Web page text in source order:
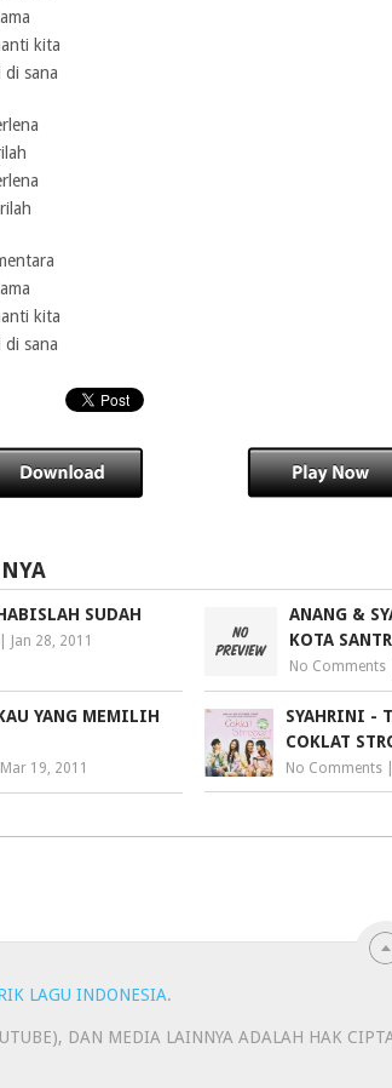
kita
sana
kita
sana
SUDAH
Jan 28, 2011
ANANG &
KOTA
No Comments
YANG MEMILIH
Mar 19, 2011
SYAHRINI -
COKLAT
No Comments
LAGU INDONESIA.
DAN MEDIA LAINNYA ADALAH HAK